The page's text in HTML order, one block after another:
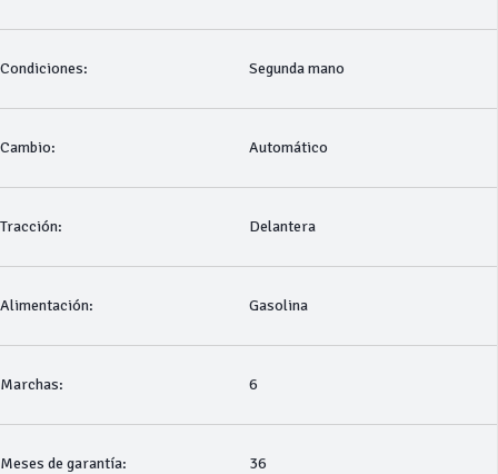
Condiciones: Segunda mano
Cambio: Automático
Tracción: Delantera
Alimentación: Gasolina
Marchas: 6
Meses de garantía: 36